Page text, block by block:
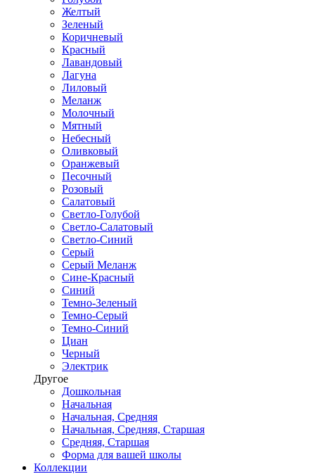
Желтый
Зеленый
Коричневый
Красный
Лавандовый
Лагуна
Лиловый
Меланж
Молочный
Мятный
Небесный
Оливковый
Оранжевый
Песочный
Розовый
Салатовый
Светло-Голубой
Светло-Салатовый
Светло-Синий
Серый
Серый Меланж
Сине-Красный
Синий
Темно-Зеленый
Темно-Серый
Темно-Синий
Циан
Черный
Электрик
Другое
Дошкольная
Начальная
Начальная, Средняя
Начальная, Средняя, Старшая
Средняя, Старшая
Форма для вашей школы
Коллекции